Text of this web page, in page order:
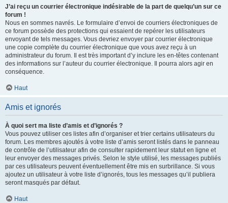
J’ai reçu un courrier électronique indésirable de la part de quelqu’un sur ce
forum !
Nous en sommes navrés. Le formulaire d’envoi de courriers électroniques de
ce forum possède des protections qui essaient de repérer les utilisateurs
envoyant de tels messages. Vous devriez envoyer par courrier électronique
une copie complète du courrier électronique que vous avez reçu à un
administrateur du forum. Il est très important d’y inclure les en-têtes contenant
des informations sur l’auteur du courrier électronique. Il pourra alors agir en
conséquence.
Haut
Amis et ignorés
À quoi sert ma liste d’amis et d’ignorés ?
Vous pouvez utiliser ces listes afin d’organiser et trier certains utilisateurs du
forum. Les membres ajoutés à votre liste d’amis seront listés dans le panneau
de contrôle de l’utilisateur afin de consulter rapidement leur statut en ligne et
leur envoyer des messages privés. Selon le style utilisé, les messages publiés
par ces utilisateurs peuvent éventuellement être mis en surbrillance. Si vous
ajoutez un utilisateur à votre liste d’ignorés, tous les messages qu’il publiera
seront masqués par défaut.
Haut